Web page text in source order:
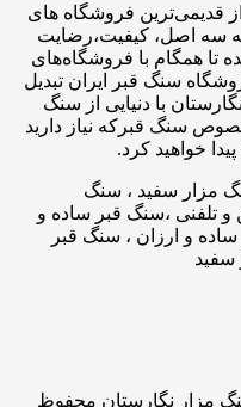
قدیمی‌ترین فروشگاه های
به سه اصل، کیفیت،رضایت
همگام با فروشگاه‌های
سنگ قبر ایران تبدیل
با دنیایی از سنگ
سنگ قبرکه نیاز دارید
خواهید کرد.
مزار سفید ، سنگ
و تلفنی ،سنگ قبر ساده و
و ارزان ، سنگ قبر
سفید
مزار نگارستان محفوظ